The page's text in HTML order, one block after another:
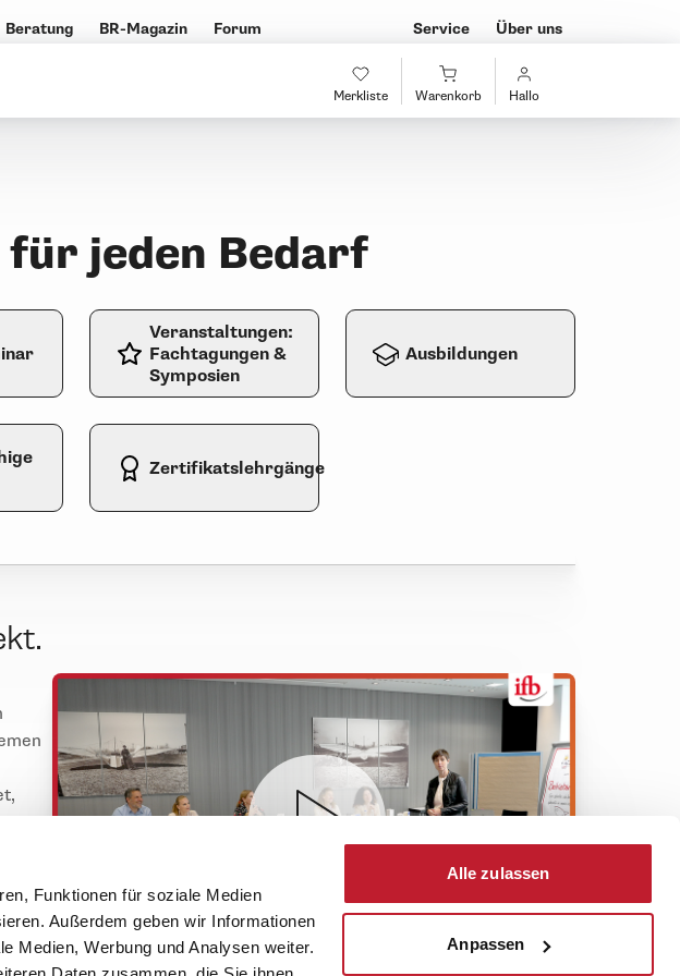
Funktionen für soziale Medien
Außerdem geben wir Informationen
Medien, Werbung und Analysen weiter.
Alle zulassen
Anpassen
Merkliste Warenkorb Hallo
Beratung BR-Magazin Forum Service Über uns
jeden Bedarf
Veranstaltungen:
Fachtagungen &
Symposien
Ausbildungen
Zertifikatslehrgänge
Sie